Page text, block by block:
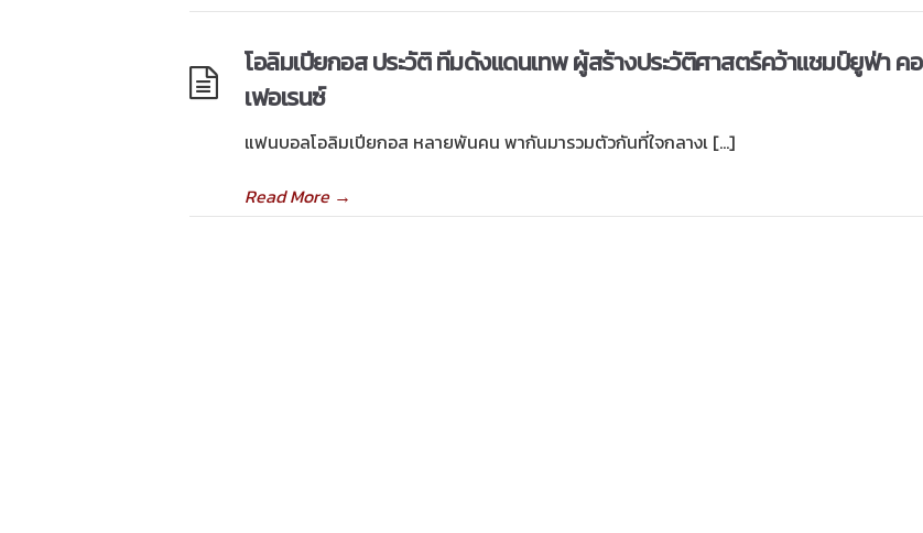
โอลิมเปียกอส ประวัติ ทีมดังแดนเทพ ผู้สร้างประวัติศาสตร์คว้าแชมป์ยูฟ่า คอ
เฟอเรนซ์
แฟนบอลโอลิมเปียกอส หลายพันคน พากันมารวมตัวกันที่ใจกลางเ […]
Read More→